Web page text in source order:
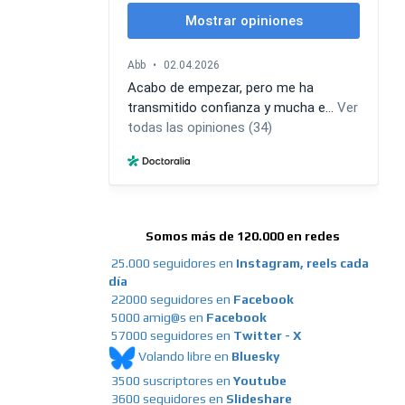
Somos más de 120.000 en redes
25.000 seguidores en Instagram, reels cada
día
22000 seguidores en Facebook
5000 amig@s en Facebook
57000 seguidores en Twitter - X
Volando libre en Bluesky
3500 suscriptores en Youtube
3600 seguidores en Slideshare